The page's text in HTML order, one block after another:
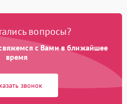
вопросы?
с Вами в ближайшее
время
звонок